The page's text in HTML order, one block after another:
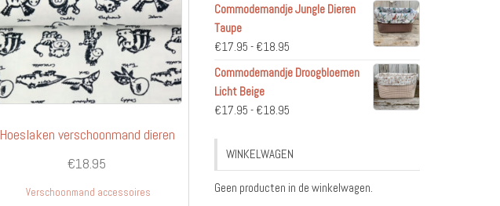
Hoeslaken verschoonmand dieren
€18.95
Verschoonmand accessoires
tot
Commodemandje Jungle Dieren
Taupe
€17.95 - €18.95Prijsklasse:
€17.95
€18.95
Commodemandje Droogbloemen
Licht Beige
€17.95 - €18.95Prijsklasse:
tot
WINKELWAGEN
Geen producten in de winkelwagen.